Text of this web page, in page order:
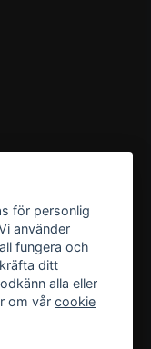
för personlig
använder
fungera och
ditt
alla eller
om vårcookie